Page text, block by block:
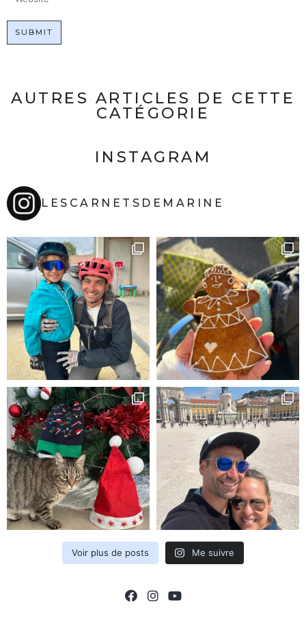
SUBMIT
AUTRES ARTICLES DE CETTE
CATÉGORIE
INSTAGRAM
LESCARNETSDEMARINE
Voir plus de posts Me suivre